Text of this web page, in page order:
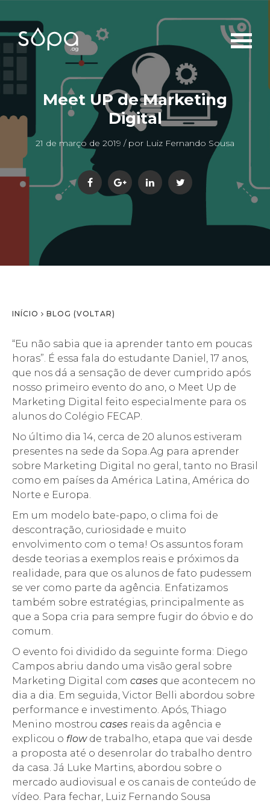
Meet UP de Marketing
Digital
21 de março de 2019 / por Luiz Fernando Sousa
INÍCIO BLOG (VOLTAR)
“Eu não sabia que ia aprender tanto em poucas
horas”. É essa fala do estudante Daniel, 17 anos,
que nos dá a sensação de dever cumprido após
nosso primeiro evento do ano, o Meet Up de
Marketing Digital feito especialmente para os
alunos do Colégio FECAP.
No último dia 14, cerca de 20 alunos estiveram
presentes na sede da Sopa.Ag para aprender
sobre Marketing Digital no geral, tanto no Brasil
como em países da América Latina, América do
Norte e Europa.
Em um modelo bate-papo, o clima foi de
descontração, curiosidade e muito
envolvimento com o tema! Os assuntos foram
desde teorias a exemplos reais e próximos da
realidade, para que os alunos de fato pudessem
se ver como parte da agência. Enfatizamos
também sobre estratégias, principalmente as
que a Sopa cria para sempre fugir do óbvio e do
comum.
O evento foi dividido da seguinte forma: Diego
Campos abriu dando uma visão geral sobre
Marketing Digital com cases que acontecem no
dia a dia. Em seguida, Victor Belli abordou sobre
performance e investimento. Após, Thiago
Menino mostrou cases reais da agência e
explicou o flowde trabalho, etapa que vai desde
a proposta até o desenrolar do trabalho dentro
da casa. Já Luke Martins, abordou sobre o
mercado audiovisual e os canais de conteúdo de
vídeo. Para fechar, Luiz Fernando Sousa